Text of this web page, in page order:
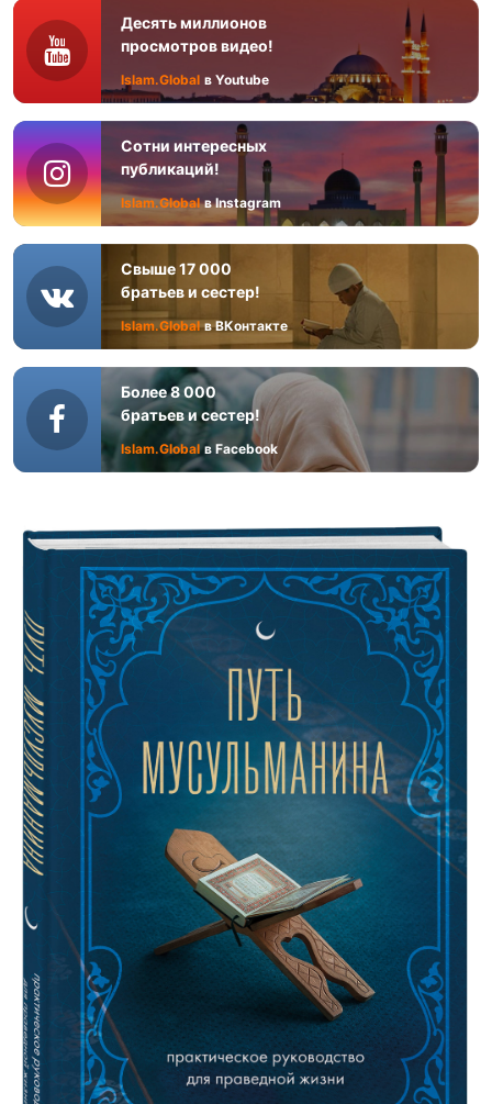
Десять миллионов
просмотров видео!
Islam.Global в Youtube
Сотни интересных
публикаций!
Islam.Global в Instagram
Свыше 17 000
братьев и сестер!
Islam.Global в ВКонтакте
Более 8 000
братьев и сестер!
Islam.Global в Facebook